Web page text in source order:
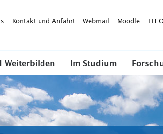
Kontakt und Anfahrt Webmail Moodle TH
Weiterbilden Im Studium